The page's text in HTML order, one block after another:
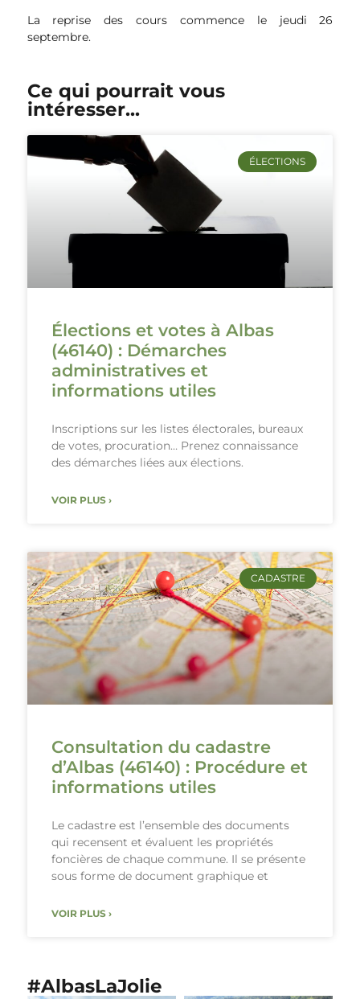
La reprise des cours commence le jeudi 26
septembre.
Ce qui pourrait vous
intéresser...
ÉLECTIONS
Élections et votes à Albas
(46140) : Démarches
administratives et
informations utiles
Inscriptions sur les listes électorales, bureaux
de votes, procuration… Prenez connaissance
des démarches liées aux élections.
VOIR PLUS ›
CADASTRE
Consultation du cadastre
d’Albas (46140) : Procédure et
informations utiles
Le cadastre est l’ensemble des documents
qui recensent et évaluent les propriétés
foncières de chaque commune. Il se présente
sous forme de document graphique et
VOIR PLUS ›
#AlbasLaJolie